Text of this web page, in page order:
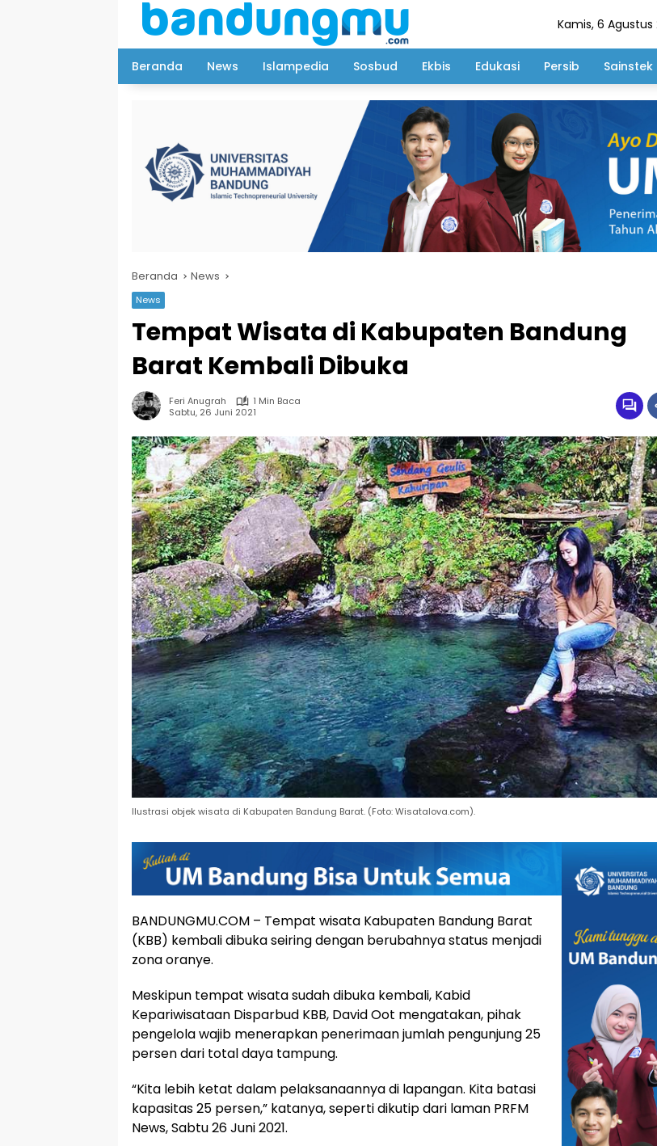
Kamis, 6 Agustus
Beranda News Islampedia Sosbud Ekbis Edukasi Persib Sainstek
Beranda News
News
Tempat Wisata di Kabupaten Bandung
Barat Kembali Dibuka
Feri Anugrah
1 Min Baca
Sabtu, 26 Juni 2021
Ilustrasi objek wisata di Kabupaten Bandung Barat. (Foto: Wisatalova.com).
BANDUNGMU.COM – Tempat wisata Kabupaten Bandung Barat
(KBB) kembali dibuka seiring dengan berubahnya status menjadi
zona oranye.
Meskipun tempat wisata sudah dibuka kembali, Kabid
Kepariwisataan Disparbud KBB, David Oot mengatakan, pihak
pengelola wajib menerapkan penerimaan jumlah pengunjung 25
persen dari total daya tampung.
“Kita lebih ketat dalam pelaksanaannya di lapangan. Kita batasi
kapasitas 25 persen,” katanya, seperti dikutip dari laman PRFM
News, Sabtu 26 Juni 2021.